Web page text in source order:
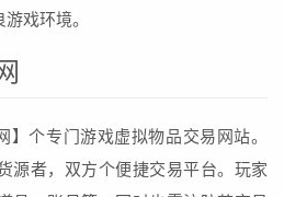
戏环境。
】个专门游戏虚拟物品交易网站。
源者，双方个便捷交易平台。玩家